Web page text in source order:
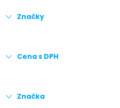
Značky
Cena s DPH
Značka